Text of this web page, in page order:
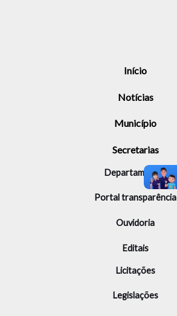
Início
Notícias
Município
Secretarias
Departamentos
Portal transparência
Ouvidoria
Editais
Licitações
Legislações